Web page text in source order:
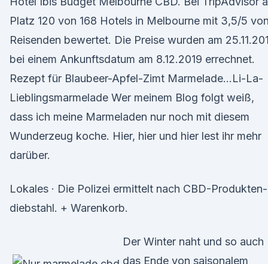
Platz 120 von 168 Hotels in Melbourne mit 3,5/5 von
Reisenden bewertet. Die Preise wurden am
bei einem Ankunftsdatum am 8.12.2019 errechnet.
Rezept für Blaubeer-Apfel-Zimt Marmelade…Li-La-
Lieblingsmarmelade Wer meinem Blog folgt weiß,
dass ich meine Marmeladen nur noch mit diesem
Wunderzeug koche. Hier, hier und hier lest ihr mehr
darüber.
Lokales · Die Polizei ermittelt nach CBD-Produkten-
diebstahl. + Warenkorb.
Der Winter naht und so auch
das Ende von saisonalem